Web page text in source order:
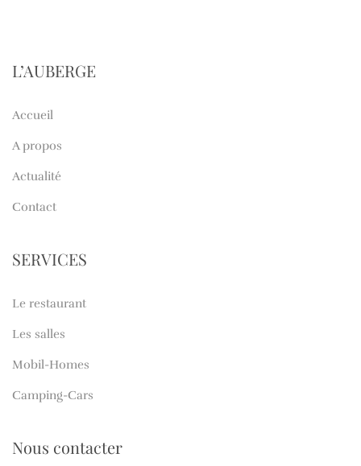
L’AUBERGE
Accueil
A propos
Actualité
Contact
SERVICES
Le restaurant
Les salles
Mobil-Homes
Camping-Cars
Nous contacter